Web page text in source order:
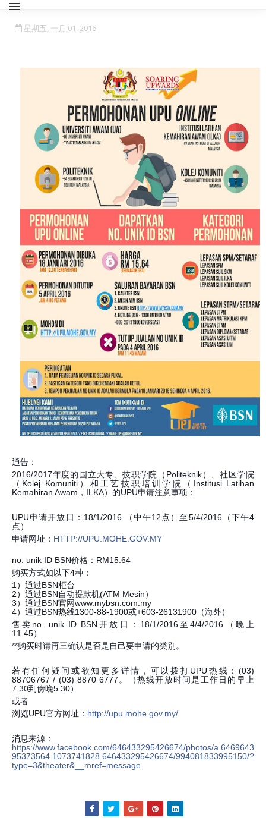
星期五, 一月 01, 2016
通告：
2016/2017年度的国立大专、技职学院（Politeknik）、社区学院
（Kolej Komuniti）和工艺技职培训学院（Institusi Latihan
Kemahiran Awam，ILKA）的UPU申请注意事项：
UPU申请开放日：18/1/2016 （中午12点）至5/4/2016（下午4
点）
申请网址： HTTP://UPU.MOHE.GOV.MY
no. unik ID BSN价格：RM15.64
购买方式如以下4种：
1）通过BSN柜台
2）通过BSN自动提款机(ATM Mesin）
3）通过BSN官网www.mybsn.com.my
4）通过BSN热线1300-88-1900或+603-26131900（海外）
售卖no. unik ID BSN开放日：18/1/2016至4/4/2016（晚上
11.45）
**购买时请再三确认是否是自己要申请的类别。
若有任何疑问或欲知更多详情，可以拨打UPU热线：(03)
88706767 / (03) 8870 6777。（热线开放时间是工作日的早上
7.30到傍晚5.30）
或者
浏览UPU官方网址： http://upu.mohe.gov.my/
消息来源：
https://www.facebook.com/646433295426674/photos/a.6469643
95373564.1073741828.646433295426674/994081833995150/?
type=3&theater&__mref=message